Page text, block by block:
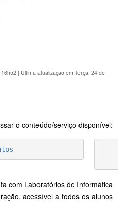
| Última atualização em Terça, 24 de
o conteúdo/serviço disponível:
com Laboratórios de Informática
acessível a todos os alunos